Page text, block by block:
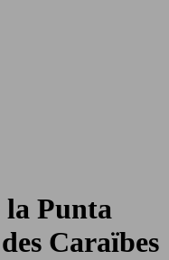
la Punta
Caraïbes